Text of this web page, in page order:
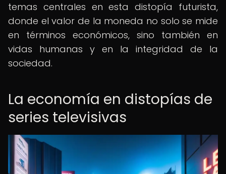
temas centrales en esta distopía futurista,
donde el valor de la moneda no solo se mide
en términos económicos, sino también en
vidas humanas y en la integridad de la
sociedad.
La economía en distopías de
series televisivas